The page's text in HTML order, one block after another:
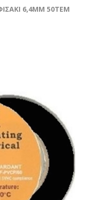
6,4MM 50ΤΕΜ